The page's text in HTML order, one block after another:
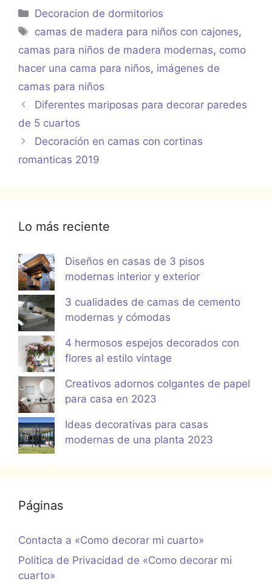
Categorías
Decoracion de dormitorios
Etiquetas
camas de madera para niños con cajones,
camas para niños de madera modernas, como
hacer una cama para niños, imágenes de
camas para niños
Diferentes mariposas para decorar paredes
de 5 cuartos
Decoración en camas con cortinas
romanticas 2019
Lo más reciente
Diseños en casas de 3 pisos
modernas interior y exterior
3 cualidades de camas de cemento
modernas y cómodas
4 hermosos espejos decorados con
flores al estilo vintage
Creativos adornos colgantes de papel
para casa en 2023
Ideas decorativas para casas
modernas de una planta 2023
Páginas
Contacta a «Como decorar mi cuarto»
Política de Privacidad de «Como decorar mi
cuarto»